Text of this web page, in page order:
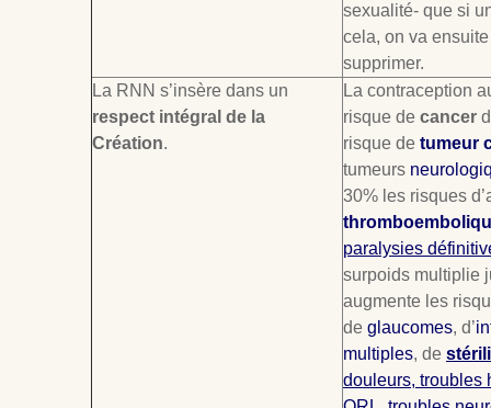
sexualité- que si
cela, on va
supprimer.
La RNN s’insère dans un
respect intégral de la
Création.
La contraception
risque de cancer
risque de tumeur
tumeurs
30% les risques
paralysies
surpoids multiplie
augmente les
de glaucomes, d’
multiples, de
douleurs, troubles